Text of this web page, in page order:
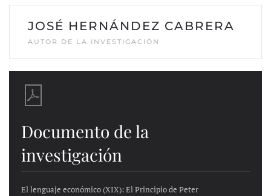
JOSÉ HERNÁNDEZ CABRERA
AUTOR DE LA INVESTIGACIÓN
Documento de la
investigación
El lenguaje económico (XIX): El Principio de Peter